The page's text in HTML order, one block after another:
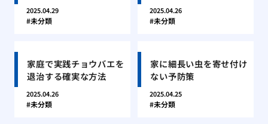
2025.04.29
未分類
2025.04.26
未分類
家庭で実践チョウバエを
退治する確実な方法
2025.04.26
未分類
家に細長い虫を寄せ付け
ない予防策
2025.04.25
未分類